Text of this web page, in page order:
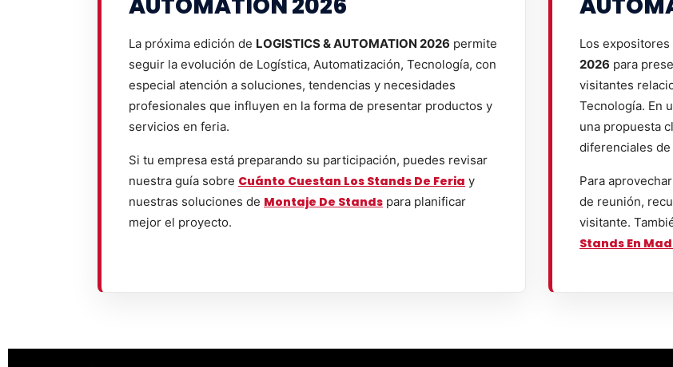
La próxima edición de LOGISTICS & AUTOMATION 2026 permite
seguir la evolución de Logística, Automatización, Tecnología, con
especial atención a soluciones, tendencias y necesidades
profesionales que influyen en la forma de presentar productos y
servicios en feria.
Si tu empresa está preparando su participación, puedes revisar
nuestra guía sobre Cuánto Cuestan Los Stands De Feria y
nuestras soluciones de Montaje De Stands para planificar
mejor el proyecto.
Los
2026 para
visitantes
Tecnología. En
una propuesta
diferenciales de
Para
de reunión,
visitante.
Stands En